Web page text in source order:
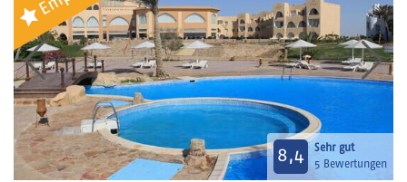
8,4
Sehr gut
5 Bewertungen